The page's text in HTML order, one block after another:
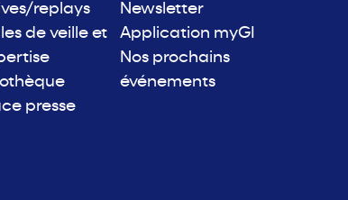
replays
de veille et
presse
Newsletter
Application myGI
Nos prochains
événements